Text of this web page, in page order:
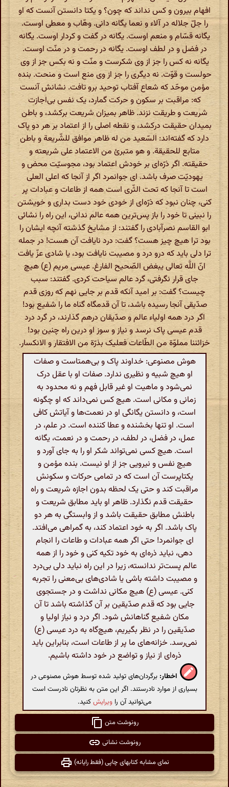
افهام بیرون و کس نداند که چون؟ و یکتا دانستن آنست که او
را جلّ جلاله در آلاء و نعما یگانه دانی. وهّاب و معطی اوست.
یگانه قسّام و منعم اوست. یگانه در گفت و کردار اوست. یگانه
در فضل و در لطف اوست. یگانه در رحمت و در منّت اوست.
یگانه نه کس را جز از وی شکرست و منّت و نه بکس جز از وی
حولست و قوّت. نه دیگری را جز از وی منع است و منحت. بنده
مؤمن موحّد که شعاع آفتاب توحید برو تافت. نشانش آنست
که: مراقبت بر سکون و حرکت گمارد، یک نفس بی‌اجازت
شریعت و طریقت نزند. ظاهر بمیزان شریعت برکشد، و باطن
بمیدان حقیقت درکشد، و نقطه اصلی را از اعتماد بر هر دو پاک
دارد که گفته‌اند: السّعید من له ظاهر موافق للشّریعة و باطن
متابع للحقیقة. و هو متبرئ من الاعتماد علی شریعته و
حقیقته. اگر ذرّه‌ای بر خودش اعتماد بود، مجوسیّت محض و
یهودیّت صرف باشد. ای جوانمرد اگر از آنجا که اعلی العلی
است تا آنجا که تحت الثّری است همه از طاعات و عبادات پر
کنی، چنان نبود که ذرّه‌ای از خودی خود دست بداری و خویشتن
را نبینی تا خود را باز پس‌ترین همه عالم ندانی، این راه را نشائی
ابو القاسم نصرآبادی را گفتند: از مشایخ گذشته آنچه ایشان را
بود ترا هیچ چیز هست؟ گفت: درد نایافت آن هست! در جمله
ترا دلی باید که درو درد و مصیبت نایافت بود، یا شادی عزّ یافت
انّ اللَّه تعالی یبغض الصّحیح الفارغ. عیسی مریم (ع) هیچ
جای قرار نگرفتی، گرد عالم سیاحت کردی. گفتند: سبب
چیست؟ گفت: بر امید آنکه قدم بر جایی نهم که روزی قدم
صدّیقی آنجا رسیده باشد، تا آن قدمگاه گناه ما را شفیع بود!
اگر درد همه اولیاء عالم و صدّیقان درهم گذارند، در گرد درد
قدم عیسی پاک نرسد و نیاز و سوز او درین راه چنین بود!
خزائننا مملوّة من الطّاعات فعلیک بذرّة من الافتقار و الانکسار.
هوش مصنوعی: خداوند پاک و بی‌همتاست و صفات
او هیچ شبیه و نظیری ندارد. صفات او با عقل درک
نمی‌شود و ماهیت او غیر قابل فهم و نه محدود به
زمانی و مکانی است. هیچ کس نمی‌داند که او چگونه
است، و دانستن یگانگی او در نعمت‌ها و آیاتش کافی
است. او تنها بخشنده و عطا کننده است. در علم، در
عمل، در فضل، در لطف، در رحمت و در نعمت، یگانه
است. هیچ کسی نمی‌تواند شکر او را به جای آورد و
هیچ نفس و نیرویی جز از او نیست. بنده مؤمن و
یکتاپرست آن است که در تمامی حرکات و سکونش
مراقبت کند و حتی یک لحظه بدون اجازه شریعت و راه
حقیقت قدم نگذارد. ظاهر او باید مطابق شریعت و
باطنش مطابق حقیقت باشد و از وابستگی به هر دو
پاک باشد. اگر به خود اعتماد کند، به گمراهی می‌افتد.
ای جوانمرد! حتی اگر همه عبادات و طاعات را انجام
دهی، نباید ذره‌ای به خود تکیه کنی و خود را از همه
عالم پست‌تر ندانسته، زیرا در این راه نباید دلی بی‌درد
و مصیبت داشته باشی یا شادی‌های بی‌معنی را تجربه
کنی. عیسی (ع) هیچ مکانی نداشت و در جستجوی
جایی بود که قدم صدّیقین بر آن گذاشته باشد تا آن
مکان شفیع گناهانش شود. اگر درد و نیاز اولیا و
صدّیقین را در نظر بگیریم، هیچ‌گاه به درد عیسی (ع)
نمی‌رسد. خزانه‌های ما پر از طاعات است، بنابراین باید
ذره‌ای از نیاز و تواضع در خود داشته باشیم.
اخطار: برگردان‌های تولید شده توسط هوش مصنوعی در
بسیاری از موارد نادرستند. اگر این متن به نظرتان نادرست است
می‌توانید آن را ویرایشکنید.
رونوشت متن
رونوشت نشانی
نمای مشابه کتابهای چاپی (فقط رایانه)